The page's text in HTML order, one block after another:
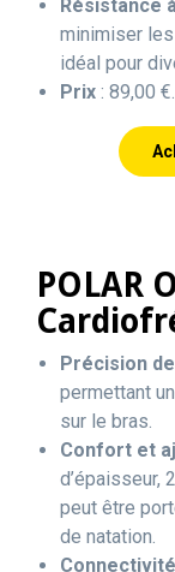
Résistance
minimiser
idéal pour
Prix : 89,00 €.
POLAR
Précision
permettant
sur le bras.
Confort et
d’épaisseur,
peut être
de natation.
Connectivité